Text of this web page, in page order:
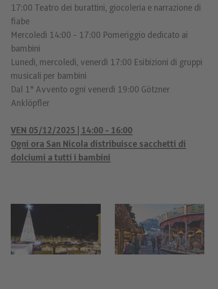
17:00 Teatro dei burattini, giocoleria e narrazione di
fiabe
Mercoledì 14:00 - 17:00 Pomeriggio dedicato ai
bambini
Lunedì, mercoledì, venerdì 17:00 Esibizioni di gruppi
musicali per bambini
Dal 1° Avvento ogni venerdì 19:00 Götzner
Anklöpfler
VEN 05/12/2025 | 14:00 - 16:00
Ogni ora San Nicola distribuisce sacchetti di
dolciumi a tutti i bambini